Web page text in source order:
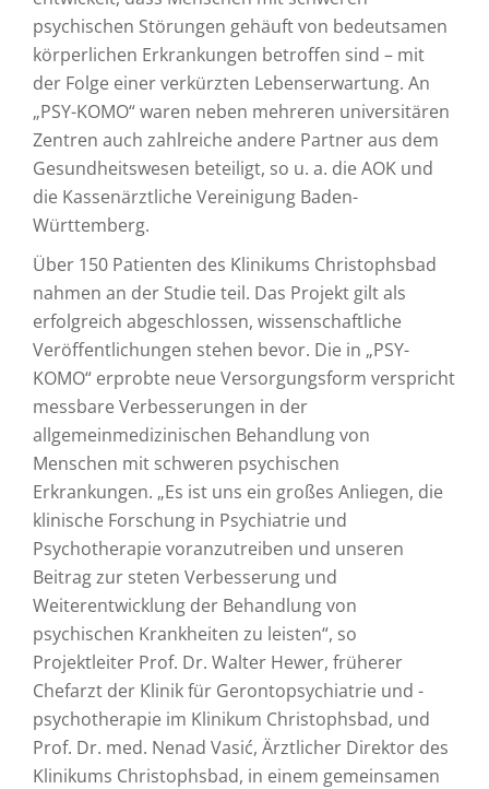
psychischen Störungen gehäuft von bedeutsamen
körperlichen Erkrankungen betroffen sind – mit
der Folge einer verkürzten Lebenserwartung. An
„PSY-KOMO“ waren neben mehreren universitären
Zentren auch zahlreiche andere Partner aus dem
Gesundheitswesen beteiligt, so u. a. die AOK und
die Kassenärztliche Vereinigung Baden-
Württemberg.
Über 150 Patienten des Klinikums Christophsbad
nahmen an der Studie teil. Das Projekt gilt als
erfolgreich abgeschlossen, wissenschaftliche
Veröffentlichungen stehen bevor. Die in „PSY-
KOMO“ erprobte neue Versorgungsform verspricht
messbare Verbesserungen in der
allgemeinmedizinischen Behandlung von
Menschen mit schweren psychischen
Erkrankungen. „Es ist uns ein großes Anliegen, die
klinische Forschung in Psychiatrie und
Psychotherapie voranzutreiben und unseren
Beitrag zur steten Verbesserung und
Weiterentwicklung der Behandlung von
psychischen Krankheiten zu leisten“, so
Projektleiter Prof. Dr. Walter Hewer, früherer
Chefarzt der Klinik für Gerontopsychiatrie und -
psychotherapie im Klinikum Christophsbad, und
Prof. Dr. med. Nenad Vasić, Ärztlicher Direktor des
Klinikums Christophsbad, in einem gemeinsamen